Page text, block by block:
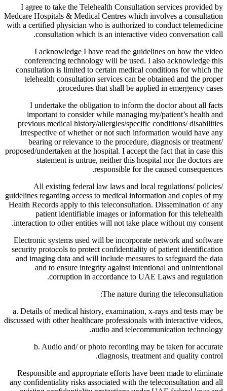
I agree to take the Telehealth Consultation services provided by
Medcare Hospitals & Medical Centres which involves a consultation
with a certified physician who is authorized to conduct telemedicine
consultation which is an interactive video conversation call.
I acknowledge I have read the guidelines on how the video
conferencing technology will be used. I also acknowledge this
consultation is limited to certain medical conditions for which the
telehealth consultation services can be obtained and the proper
procedures that shall be applied in emergency cases.
I undertake the obligation to inform the doctor about all facts
important to consider while managing my/patient’s health and
previous medical history/allergies/specific conditions/ disabilities
irrespective of whether or not such information would have any
bearing or relevance to the procedure, diagnosis or treatment/
proposed/undertaken at the hospital. I accept the fact that in case this
statement is untrue, neither this hospital nor the doctors are
responsible for the caused consequences.
All existing federal law laws and local regulations/ policies/
guidelines regarding access to medical information and copies of my
Health Records apply to this teleconsultation. Dissemination of any
patient identifiable images or information for this telehealth
interaction to other entities will not take place without my consent.
Electronic systems used will be incorporate network and software
security protocols to protect confidentiality of patient identification
and imaging data and will include measures to safeguard the data
and to ensure integrity against intentional and unintentional
corruption in accordance to UAE Laws and regulation.
The nature during the teleconsultation:
a. Details of medical history, examination, x-rays and tests may be
discussed with other healthcare professionals with interactive videos,
audio and telecommunication technology.
b. Audio and/ or photo recording may be taken for accurate
diagnosis, treatment and quality control.
Responsible and appropriate efforts have been made to eliminate
any confidentiality risks associated with the teleconsultation and all